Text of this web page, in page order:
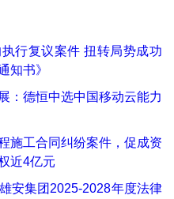
行复议案件 扭转局势成功
知书》
：德恒中选中国移动云能力
施工合同纠纷案件，促成资
近4亿元
安集团2025-2028年度法律